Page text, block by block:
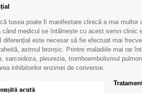
tusea poate fi manifestare clinică a mai multor
când medicul se întâlnește cu acest semn clinic
diferențial este necesar să fie efectuat mai
astmul bronșic. Printre maladiile mai rar
sarcoidoza, pleurezia, tromboembolismul
inhibitorilor enzimei de conversie.